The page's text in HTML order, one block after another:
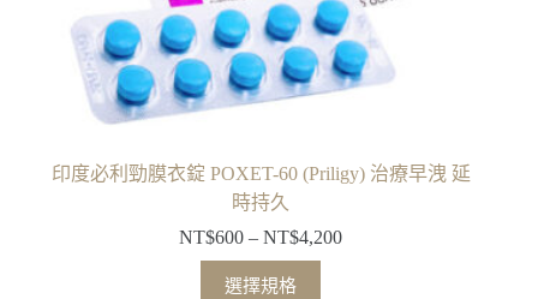
印度必利勁膜衣錠 POXET-60 (Priligy) 治療早洩 延
時持久
NT$600 – NT$4,200
選擇規格